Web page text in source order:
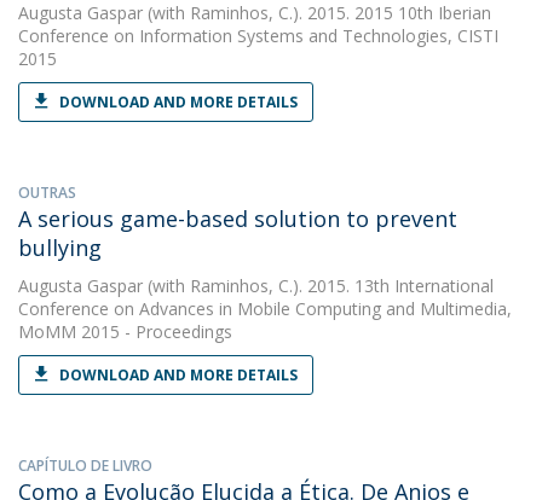
Augusta Gaspar (with Raminhos, C.). 2015. 2015 10th Iberian
Conference on Information Systems and Technologies, CISTI
2015
DOWNLOAD AND MORE DETAILS
OUTRAS
A serious game-based solution to prevent
bullying
Augusta Gaspar (with Raminhos, C.). 2015. 13th International
Conference on Advances in Mobile Computing and Multimedia,
MoMM 2015 - Proceedings
DOWNLOAD AND MORE DETAILS
CAPÍTULO DE LIVRO
Como a Evolução Elucida a Ética. De Anjos e